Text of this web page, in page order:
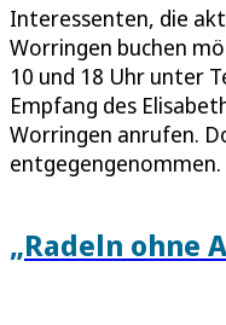
Interessenten, die
Worringen buchen
10 und 18 Uhr unter
Empfang des
Worringen anrufen.
entgegengenommen.
„Radeln ohne